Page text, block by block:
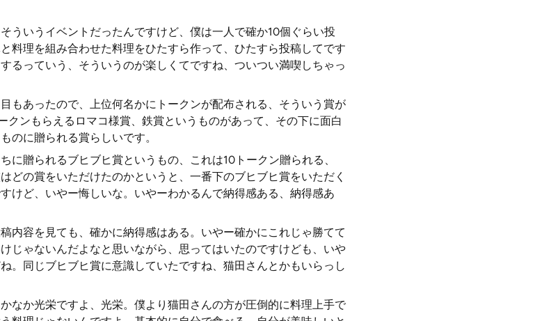
ういうイベントだったんですけど、僕は一人で確か10個ぐらい投
料理を組み合わせた料理をひたすら作って、ひたすら投稿してです
るっていう、そういうのが楽しくてですね、ついつい満喫しちゃっ
もあったので、上位何名かにトークンが配布される、そういう賞が
クンもらえるロマコ様賞、鉄賞というものがあって、その下に面白
のに贈られる賞らしいです。
に贈られるブヒブヒ賞というもの、これは10トークン贈られる、
どの賞をいただけたのかというと、一番下のブヒブヒ賞をいただく
けど、いやー悔しいな。いやーわかるんで納得感ある、納得感あ
内容を見ても、確かに納得感はある。いやー確かにこれじゃ勝てて
じゃないんだよなと思いながら、思ってはいたのですけども、いや
。同じブヒブヒ賞に意識していたですね、猫田さんとかもいらっし
なか光栄ですよ、光栄。僕より猫田さんの方が圧倒的に料理上手で